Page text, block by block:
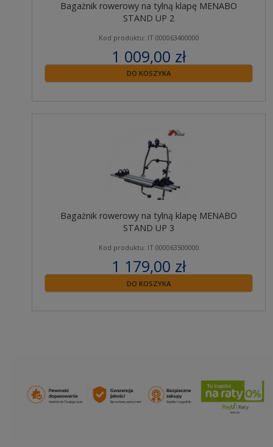
Bagażnik rowerowy na tylną klapę MENABO
STAND UP 2
Kod produktu: IT 000063400000
1 009,00 zł
zawiera 23% VAT
DO KOSZYKA
Bagażnik rowerowy na tylną klapę MENABO
STAND UP 3
Kod produktu: IT 000063500000
1 179,00 zł
zawiera 23% VAT
DO KOSZYKA